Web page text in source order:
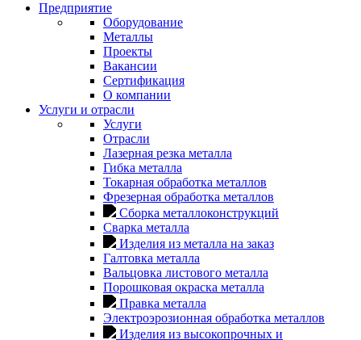
Предприятие
Оборудование
Металлы
Проекты
Вакансии
Сертификация
О компании
Услуги и отрасли
Услуги
Отрасли
Лазерная резка металла
Гибка металла
Токарная обработка металлов
Фрезерная обработка металлов
Сборка металлоконструкций
Сварка металла
Изделия из металла на заказ
Галтовка металла
Вальцовка листового металла
Порошковая окраска металла
Правка металла
Электроэрозионная обработка металлов
Изделия из высокопрочных и